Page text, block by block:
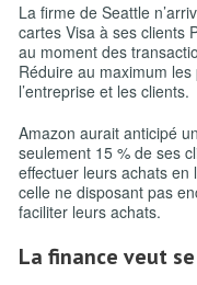
La firme de Seattle
cartes Visa à ses clients
au moment des
Réduire au maximum
l’entreprise et les clients.
Amazon aurait anticipé
seulement 15 % de ses
effectuer leurs achats en
celle ne disposant pas
faciliter leurs achats.
La finance veut